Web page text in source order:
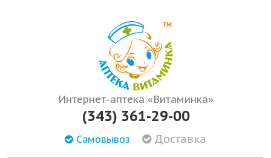
Интернет-аптека «Витаминка»
(343) 361-29-00
Самовывоз Доставка